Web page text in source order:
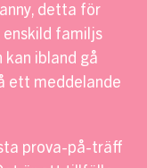
detta för
familjs
kan ibland gå
ett meddelande
prova-på-träff